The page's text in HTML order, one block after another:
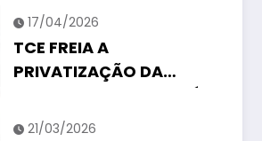
ESPECIAL
17/04/2026
TCE FREIA A
PRIVATIZAÇÃO DA
COPASA E FISCALIZARÁ
TODO O PROCESSO
21/03/2026